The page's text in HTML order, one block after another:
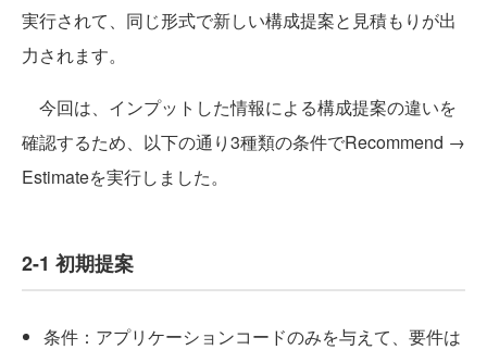
実行されて、同じ形式で新しい構成提案と見積もりが出
力されます。
今回は、インプットした情報による構成提案の違いを
確認するため、以下の通り3種類の条件でRecommend →
Estimateを実行しました。
2-1 初期提案
条件：アプリケーションコードのみを与えて、要件は